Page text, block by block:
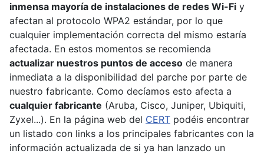
inmensa mayoría de instalaciones de redes Wi-Fi y
afectan al protocolo WPA2 estándar, por lo que
cualquier implementación correcta del mismo estaría
afectada. En estos momentos se recomienda
actualizar nuestros puntos de acceso de manera
inmediata a la disponibilidad del parche por parte de
nuestro fabricante. Como decíamos esto afecta a
cualquier fabricante (Aruba, Cisco, Juniper, Ubiquiti,
Zyxel...). En la página web del CERT podéis encontrar
un listado con links a los principales fabricantes con la
información actualizada de si ya han lanzado un